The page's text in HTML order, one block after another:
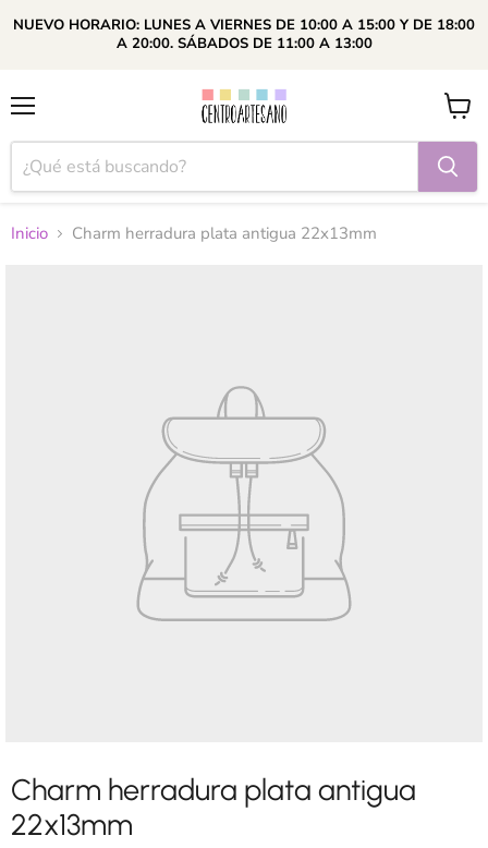
NUEVO HORARIO: LUNES A VIERNES DE 10:00 A 15:00 Y DE 18:00
A 20:00. SÁBADOS DE 11:00 A 13:00
Ver
carrito
Inicio Charm herradura plata antigua 22x13mm
Charm herradura plata antigua
22x13mm